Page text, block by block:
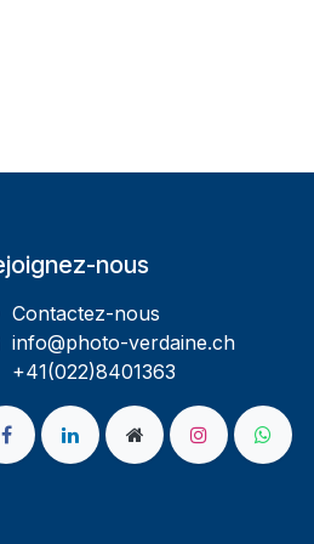
nous
Contactez-nous
info@photo-verdaine.ch​
​​+41(022)8401363